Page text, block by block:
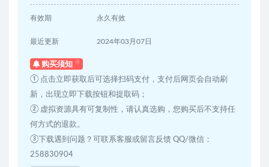
有效期 永久有效
最近更新 2024年03月07日
购买须知
① 点击立即获取后可选择扫码支付，支付后网页会自动刷
新，出现立即下载按钮和提取码；
② 虚拟资源具有可复制性，请认真选购，您购买后不支持任
何方式的退款。
③下载遇到问题？可联系客服或留言反馈 QQ/微信：
258830904